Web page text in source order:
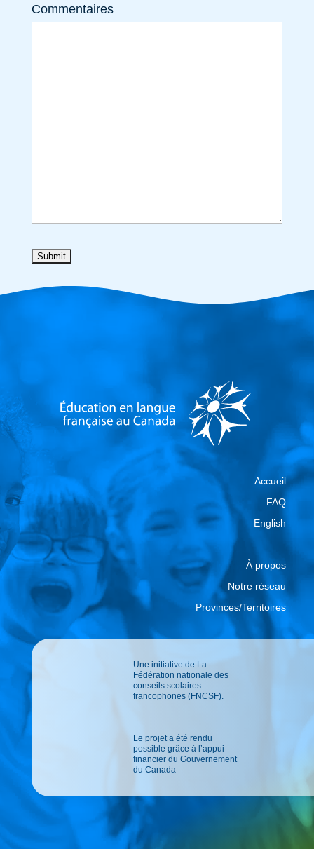
Commentaires
Accueil
FAQ
English
À propos
Notre réseau
Provinces/Territoires
Une initiative de La
Fédération nationale des
conseils scolaires
francophones (FNCSF).
Le projet a été rendu
possible grâce à l’appui
financier du Gouvernement
du Canada